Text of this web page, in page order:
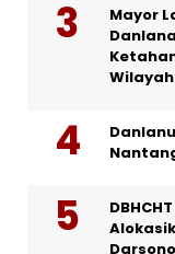
Mayor
Darsono